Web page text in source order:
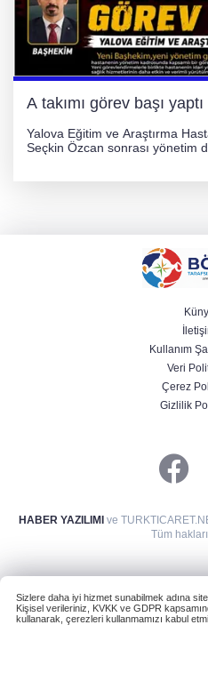
A takımı görev başı yaptı
Yalova Eğitim ve Araştırma
Seçkin Özcan sonrası yönetim
Kullanım
Veri
Çerez
Gizlilik
HABER YAZILIMIve
Tüm hakları
Sizlere daha iyi hizmet sunabilmek adına
Kişisel verileriniz, KVKK ve GDPR
kullanarak, çerezleri kullanmamızı kabul